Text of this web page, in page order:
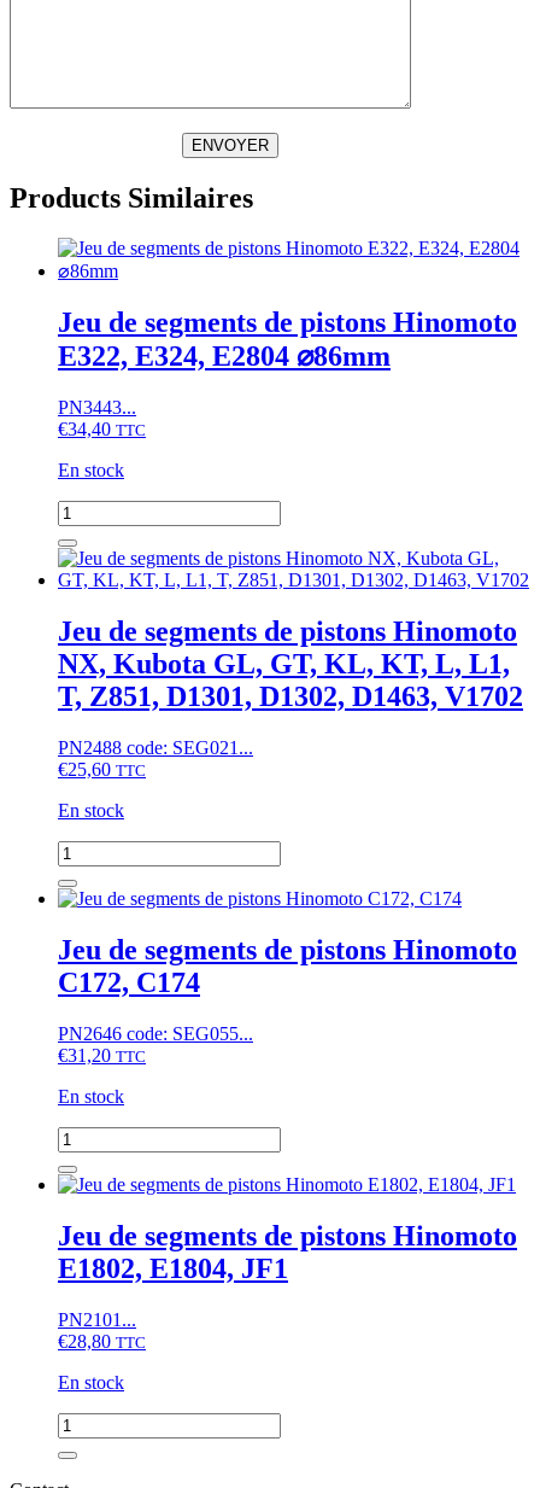
ENVOYER
Products Similaires
Jeu de segments de pistons Hinomoto
E322, E324, E2804 ⌀86mm
PN3443...
€34,40 TTC
En stock
quantité
de
Jeu
de
de
pistons
Hinomoto
E322,
E324,
⌀86mm
Jeu de segments de pistons Hinomoto
NX, Kubota GL, GT, KL, KT, L, L1,
T, Z851, D1301, D1302, D1463, V1702
PN2488 code: SEG021...
€25,60 TTC
En stock
quantité
de
Jeu
segments
de
pistons
Hinomoto
NX,
Kubota
GL,
GT,
KL,
KT,
L,
L1,
T,
D1301,
D1302,
D1463,
Jeu de segments de pistons Hinomoto
C172, C174
PN2646 code: SEG055...
€31,20 TTC
En stock
quantité
de
Jeu
segments
de
pistons
Hinomoto
C172,
C174
Jeu de segments de pistons Hinomoto
E1802, E1804, JF1
PN2101...
€28,80 TTC
En stock
quantité
de
Jeu